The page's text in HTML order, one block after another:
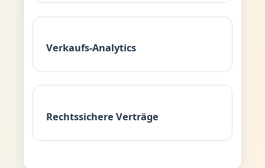
Verkaufs-Analytics
Rechtssichere Verträge